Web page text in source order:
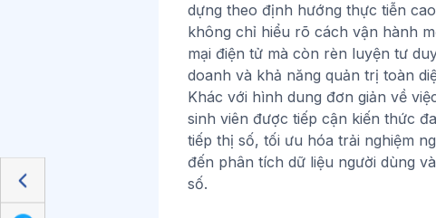
dựng theo định hướng thực tiễn
không chỉ hiểu rõ cách vận hành
mại điện tử mà còn rèn luyện tư
doanh và khả năng quản trị toàn
Khác với hình dung đơn giản về
sinh viên được tiếp cận kiến thức
tiếp thị số, tối ưu hóa trải nghiệm
đến phân tích dữ liệu người dùng
số.